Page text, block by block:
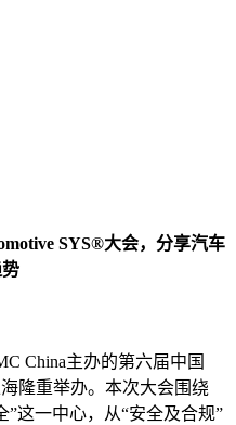
SYS®大会，分享汽车
China主办的第六届中国
隆重举办。本次大会围绕
这一中心，从“安全及合规”